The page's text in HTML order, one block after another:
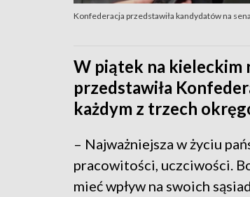
Konfederacja przedstawiła kandydatów na
W piątek na kieleckim
przedstawiła
każdym z trzech
– Najważniejsza w życiu
pracowitości, uczciwości.
mieć wpływ na swoich